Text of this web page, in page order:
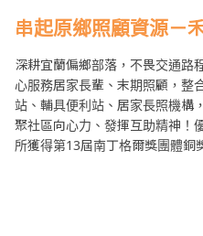
串起原鄉照顧資源－
深耕宜蘭偏鄉部落，不畏交通路
心服務居家長輩、末期照顧，整
站、輔具便利站、居家長照機構
聚社區向心力、發揮互助精神！
所獲得第13屆南丁格爾獎團體銅